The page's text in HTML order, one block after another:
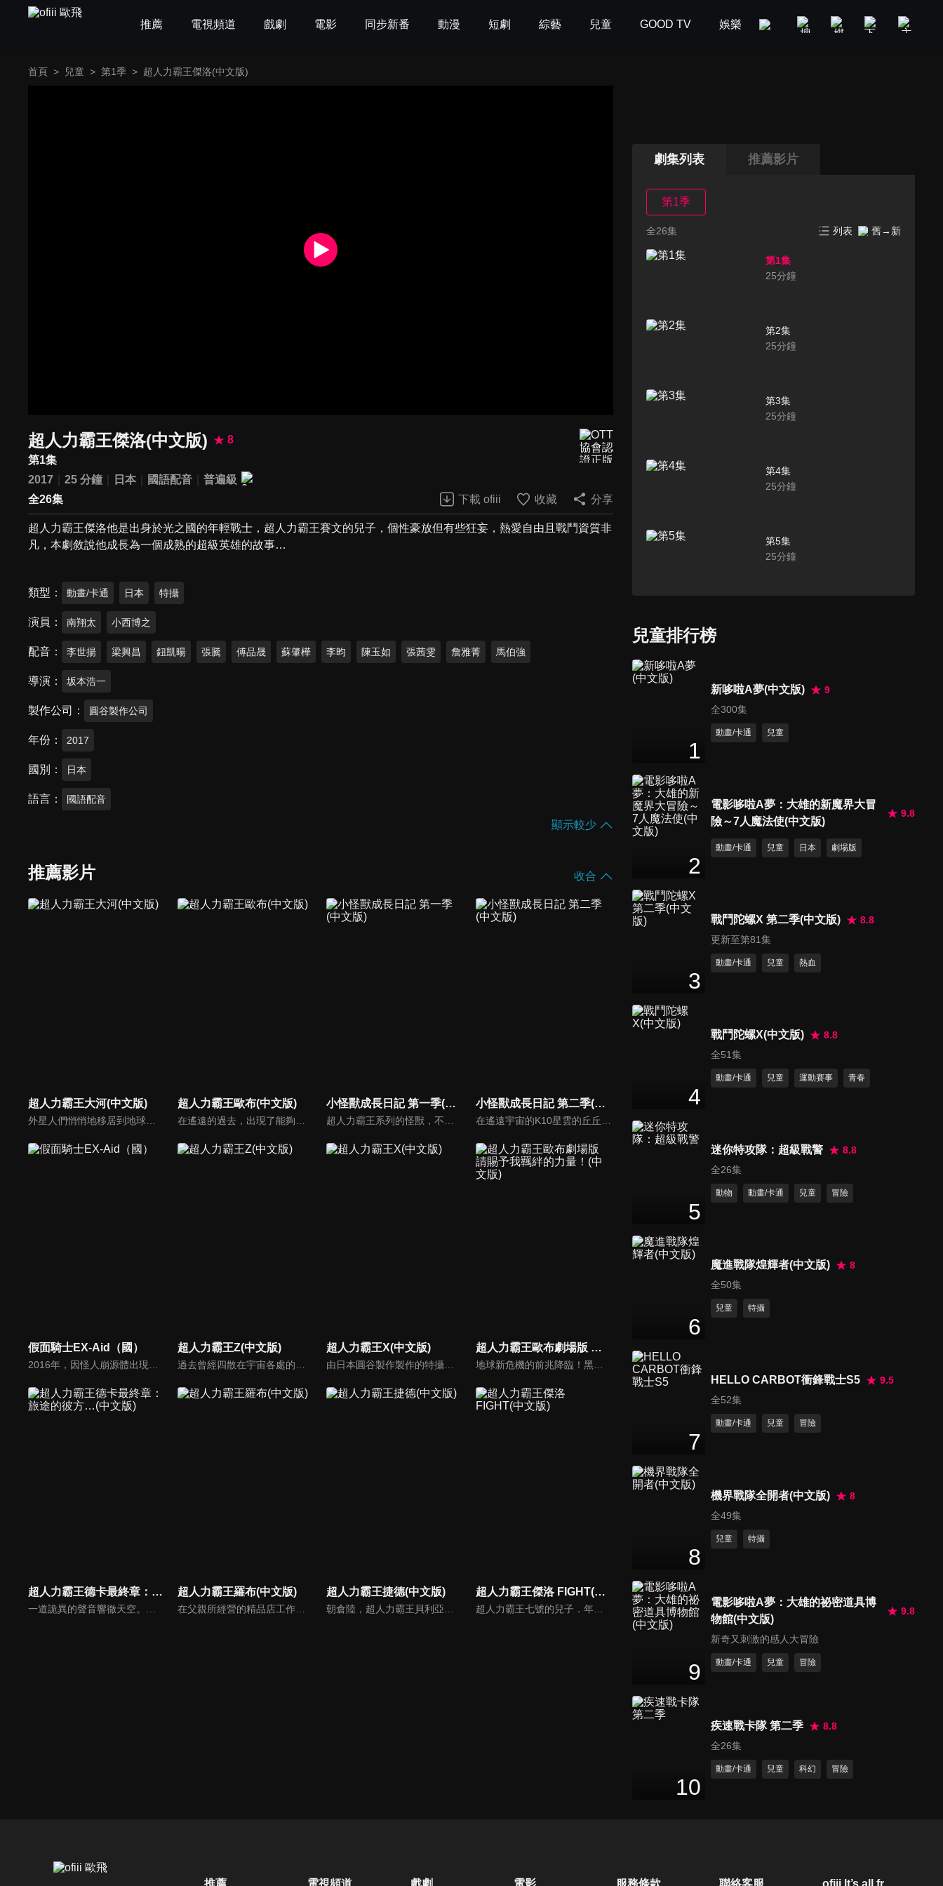
推薦 電視頻道 戲劇 電影 同步新番 動漫 短劇 綜藝 兒童 GOOD TV 娛樂 美食旅遊 新聞政論
首頁 > 兒童 > 第1季 > 超人力霸王傑洛(中文版)
超人力霸王傑洛(中文版)
8
第1集
2017
25 分鐘 日本 國語配音
普遍級
全26集
下載 ofiii 收藏 分享
超人力霸王傑洛他是出身於光之國的年輕戰士，超人力霸王賽文的兒子，個性豪放但有些狂妄，熱愛自由且戰鬥資質非
凡，本劇敘說他成長為一個成熟的超級英雄的故事…
類型 動畫/卡通 日本 特攝
演員 南翔太 小西博之
配音 李世揚 梁興昌 鈕凱暘 張騰 傅品晟 蘇肇樺 李昀 陳玉如 張茜雯 詹雅菁 馬伯強
導演 坂本浩一
製作公司 圓谷製作公司
年份 2017
國別 日本
語言 國語配音
顯示較少
推薦影片 收合
超人力霸王大河(中文版) 超人力霸王歐布(中文版) 小怪獸成長日記 第一季(中文版) 小怪獸成長日記 第二季(中文版)
假面騎士EX-Aid（國） 超人力霸王Z(中文版) 超人力霸王X(中文版) 超人力霸王歐布劇場版 請賜予我羈絆的力量！(中文版)
地球新危機的前兆降臨！黑暗圓環能夠尋找宇宙中擁有邪惡之心的人， 擁有放大持有者內心黑暗的能力。準備用它將一切美麗的事物都做為寶石收藏的宇宙魔女穆魯娜奧， 已把超人力霸王銀河和勝利都變成寶石收藏了！在她將目標轉像地球時，似乎有什麼企圖的賈古拉暗中開始活動…
超人力霸王德卡最終章：旅途的彼方…(中文版)
一道詭異的聲音響徹天空。聽到的人們紛紛失去知覺，最後甚至消失無蹤。前往調查的專家小組「GUTS-SELECT」，遇到的卻是接二連三來襲的外星人大軍，以及駕駛漆黑要塞型太空艦「佐爾加烏斯」，扭曲了地球天空的統治者「基貝魯斯教授」。一位認識基貝魯斯的神秘女子突然降臨在苦苦奮戰中的奏大等人面前。
超人力霸王羅布(中文版)
在父親所經營的精品店工作的湊活海和大學生的湊勇海兩兄弟，突如其來地遭遇到出現在這座城市的巨大未知生物 = 怪獸襲擊！於是兩人藉由羅布迴轉儀、羅布水晶之力變身成超人力霸王，開始保衛地球而戰！超人羅索、超人布魯的戰鬥即將開始！
超人力霸王捷德(中文版)
朝倉陸，超人力霸王貝利亞的遺傳因子繼承者。在巨大怪獸骷髏哥摩拉的襲擊下逃跑的朝倉陸與夥伴貝加，發現位於地下500公尺的謎之祕密基地。基地的報告管理系統・蕾姆將「Geed Riser」與「Ultra 膠囊」給予了陸，自幼憧憬著英雄的他，決意融合變身成超人力霸王捷德。
超人力霸王傑洛 FIGHT(中文版)
超人力霸王七號的兒子．年輕的最強戰士超人力霸王傑洛又面臨了新的考驗。本該被打倒的凶惡怪獸居然在怪獸墓場復活了。傑洛切換兩種新的形態應戰，對抗百特星人率領的怪獸軍團。強敵宇宙人軍團「黑暗五巨頭」口中的那位大人是指誰呢！？敵人的魔爪也伸向了終極傑洛小隊的秘密基地．麥迪斯基地。
劇集列表 推薦影片
第1季
全26集 列表 舊→新
第1集
25分鐘
第2集
25分鐘
第3集
25分鐘
第4集
25分鐘
第5集
25分鐘
第7集
25 分鐘
第9集
第11集
第12集
25分鐘
25分鐘
第17集
25 分鐘
第21集
第22集
兒童排行榜
1
新哆啦A夢(中文版)
9
全300集
動畫/卡通 兒童
2
電影哆啦A夢：大雄的新魔界大冒
險～7人魔法使(中文版)
9.8
動畫/卡通 兒童 日本 劇場版
3
戰鬥陀螺X 第二季(中文版)
8.8
更新至第81集
動畫/卡通 兒童 熱血
4
戰鬥陀螺X(中文版)
8.8
全51集
動畫/卡通 兒童 運動賽事 青春
5
迷你特攻隊：超級戰警
8.8
全26集
動物 動畫/卡通 兒童 冒險
6
魔進戰隊煌輝者(中文版)
8
全50集
兒童 特攝
7
HELLO CARBOT衝鋒戰士S5
9.5
全52集
動畫/卡通 兒童 冒險
8
機界戰隊全開者(中文版)
8
全49集
兒童 特攝
9
電影哆啦A夢：大雄的祕密道具博
物館(中文版)
9.8
新奇又刺激的感人大冒險
動畫/卡通 兒童 冒險
10
疾速戰卡隊 第二季
8.8
全26集
動畫/卡通 兒童 科幻 冒險
推薦 電視頻道 戲劇 電影 服務條款 聯絡客服